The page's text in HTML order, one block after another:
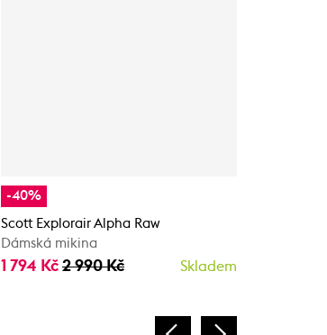
-40%
Scott Explorair Alpha Raw
Dámská mikina
1 794 Kč 2 990 Kč Skladem